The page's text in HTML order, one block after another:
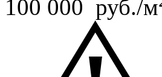
100 000 руб./м